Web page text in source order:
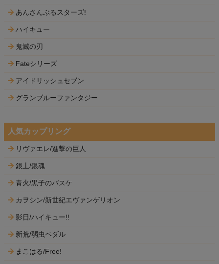
あんさんぶるスターズ!
ハイキュー
鬼滅の刃
Fateシリーズ
アイドリッシュセブン
グランブルーファンタジー
人気カップリング
リヴァエレ/進撃の巨人
銀土/銀魂
青火/黒子のバスケ
カヲシン/新世紀エヴァンゲリオン
影日/ハイキュー!!
新荒/弱虫ペダル
まこはる/Free!